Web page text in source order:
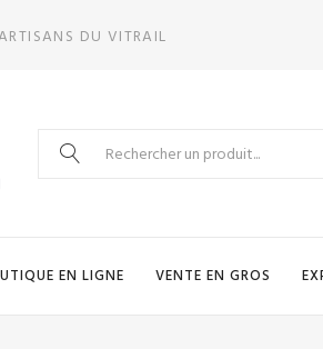
DU VITRAIL
Search
EN LIGNE VENTE EN GROS